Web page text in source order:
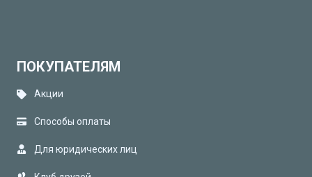
ПОКУПАТЕЛЯМ
Акции
Способы оплаты
Для юридических лиц